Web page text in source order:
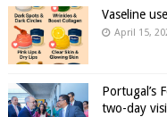
Vaseline
April 15,
Portugal’s
two-day